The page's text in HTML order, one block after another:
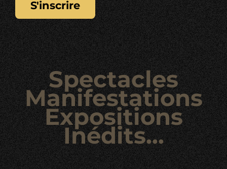
s'inscrire
Spectacles
Manifestations
Expositions
Inédits...